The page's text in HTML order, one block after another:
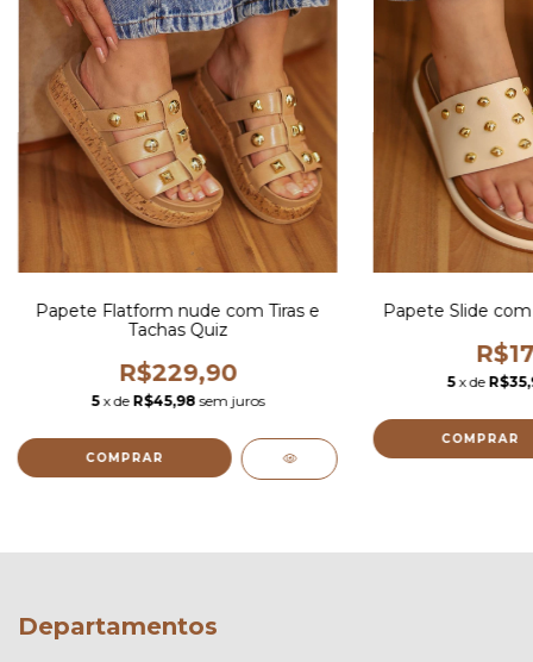
Papete Flatform nude com Tiras e
Tachas Quiz
R$229,90
5 x de R$45,98 sem juros
COMPRAR
Papete Slide
5 x de
COMPRAR
Departamentos